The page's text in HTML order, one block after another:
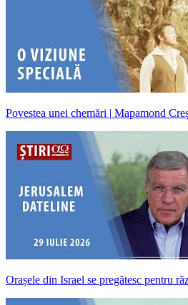
Povestea unei chemări | Mapamond
Orașele din Israel se pregătesc pentru